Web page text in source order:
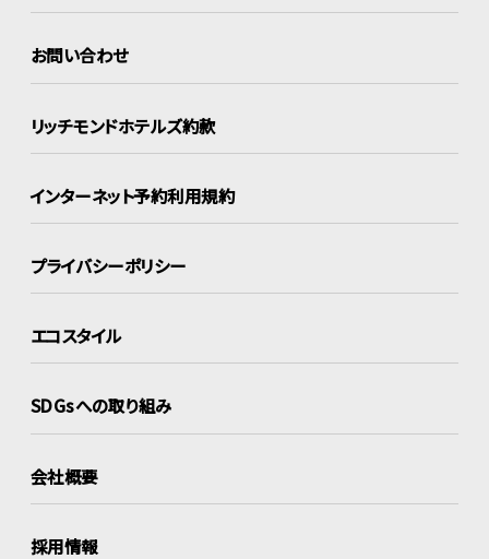
お問い合わせ
リッチモンドホテルズ約款
インターネット予約利用規約
プライバシーポリシー
エコスタイル
SDGsへの取り組み
会社概要
採用情報